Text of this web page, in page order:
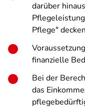
darüber
Pflege"
finanzielle
Bei der
das